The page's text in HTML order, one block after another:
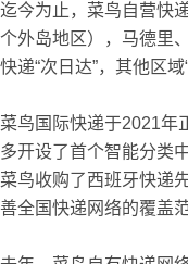
迄今为止，菜鸟自营快
个外岛地区），马德里
快递“次日达”，其他区域
菜鸟国际快递于2021年
多开设了首个智能分类
菜鸟收购了西班牙快递
善全国快递网络的覆盖范